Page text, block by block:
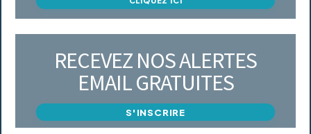
RECEVEZ NOS ALERTES
EMAIL GRATUITES
S'INSCRIRE